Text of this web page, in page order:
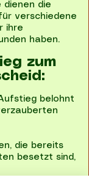
dienen die
verschiedene
ihre
haben.
zum
belohnt
die bereits
besetzt sind,